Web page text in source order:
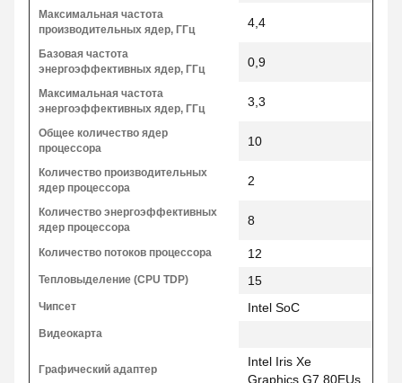
Максимальная частота
производительных ядер, ГГц
4,4
Базовая частота
энергоэффективных ядер, ГГц
0,9
Максимальная частота
энергоэффективных ядер, ГГц
3,3
Общее количество ядер
процессора
10
Количество производительных
ядер процессора
2
Количество энергоэффективных
ядер процессора
8
Количество потоков процессора 12
Тепловыделение (CPU TDP) 15
Чипсет Intel SoC
Видеокарта
Графический адаптер
Intel Iris Xe
Graphics G7 80EUs